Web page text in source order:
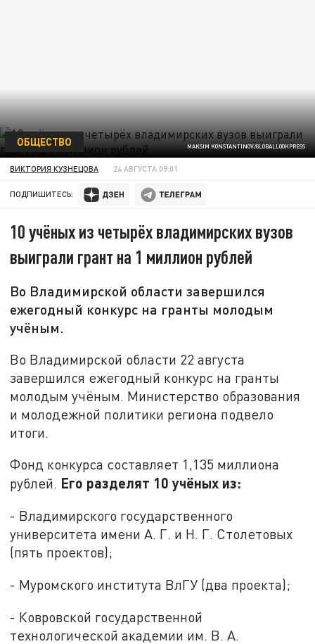
MAKSIM KONSTANTINOV/GLOBALLOOKPRESS
ОБЩЕСТВО
ВИКТОРИЯ КУЗНЕЦОВА 24 АВГУСТА 09:01
ПОДПИШИТЕСЬ:
10 учёных из четырёх владимирских вузов
выиграли грант на 1 миллион рублей
Во Владимирской области завершился
ежегодный конкурс на гранты молодым
учёным.
Во Владимирской области 22 августа
завершился ежегодный конкурс на гранты
молодым учёным. Министерство образования
и молодежной политики региона подвело
итоги.
Фонд конкурса составляет 1,135 миллиона
рублей. Его разделят 10 учёных из:
- Владимирского государственного
университета имени А. Г. и Н. Г. Столетовых
(пять проектов);
- Муромского института ВлГУ (два проекта);
- Ковровской государственной
технологической академии им. В. А.